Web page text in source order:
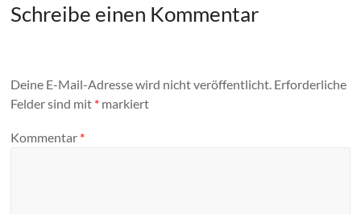
Schreibe einen Kommentar
Deine E-Mail-Adresse wird nicht veröffentlicht. Erforderliche
Felder sind mit * markiert
Kommentar *